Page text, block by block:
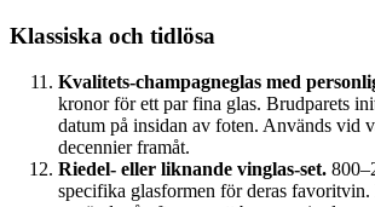
Klassiska och tidlösa
Kvalitets-champagneglas med
kronor för ett par fina glas. Brudparets
datum på insidan av foten. Används vid
decennier framåt.
Riedel- eller liknande vinglas-set.
specifika glasformen för deras